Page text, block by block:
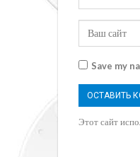
Save my
Этот сайт